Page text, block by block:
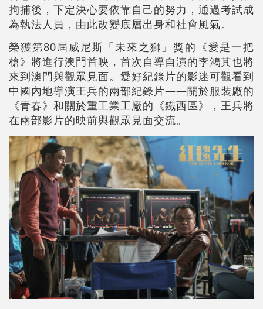
拘捕後，下定決心要依靠自己的努力，通過考試成
為執法人員，由此改變底層出身和社會風氣。
榮獲第80屆威尼斯「未來之獅」獎的《愛是一把
槍》將進行澳門首映，首次自導自演的李鴻其也將
來到澳門與觀眾見面。愛好紀錄片的影迷可觀看到
中國內地導演王兵的兩部紀錄片——關於服裝廠的
《青春》和關於重工業工廠的《鐵西區》，王兵將
在兩部影片的映前與觀眾見面交流。